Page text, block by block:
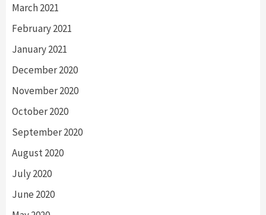
March 2021
February 2021
January 2021
December 2020
November 2020
October 2020
September 2020
August 2020
July 2020
June 2020